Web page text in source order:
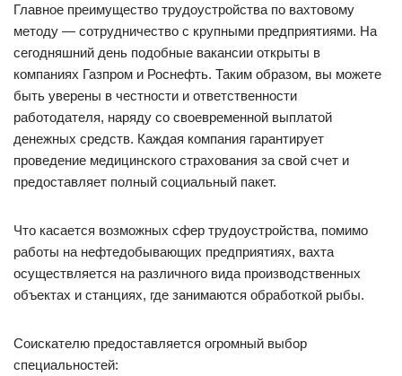
Главное преимущество трудоустройства по вахтовому
методу — сотрудничество с крупными предприятиями. На
сегодняшний день подобные вакансии открыты в
компаниях Газпром и Роснефть. Таким образом, вы можете
быть уверены в честности и ответственности
работодателя, наряду со своевременной выплатой
денежных средств. Каждая компания гарантирует
проведение медицинского страхования за свой счет и
предоставляет полный социальный пакет.
Что касается возможных сфер трудоустройства, помимо
работы на нефтедобывающих предприятиях, вахта
осуществляется на различного вида производственных
объектах и станциях, где занимаются обработкой рыбы.
Соискателю предоставляется огромный выбор
специальностей: